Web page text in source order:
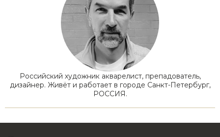
Российский художник акварелист, препадователь,
дизайнер. Живёт и работает в городе Санкт-Петербург,
РОССИЯ.